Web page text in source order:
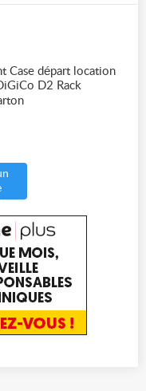
Case départ location
D2 Rack